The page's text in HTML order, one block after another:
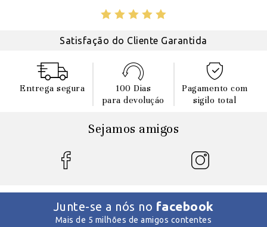
Satisfação do Cliente Garantida
Entrega segura
100 Dias
para devoluçáo
Pagamento com
sigilo total
Sejamos amigos
Junte-se a nós no facebook
Mais de 5 milhões de amigos contentes